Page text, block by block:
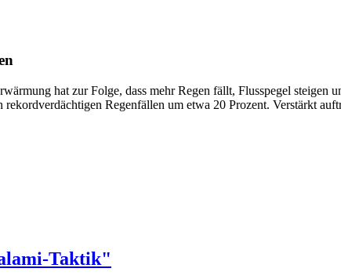
hat zur Folge, dass mehr Regen fällt, Flusspegel
Regenfällen um etwa 20 Prozent. Verstärkt
Taktik"